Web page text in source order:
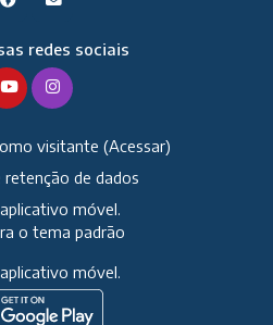
redes sociais
visitante (Acessar)
retenção de dados
móvel.
o tema padrão
móvel.